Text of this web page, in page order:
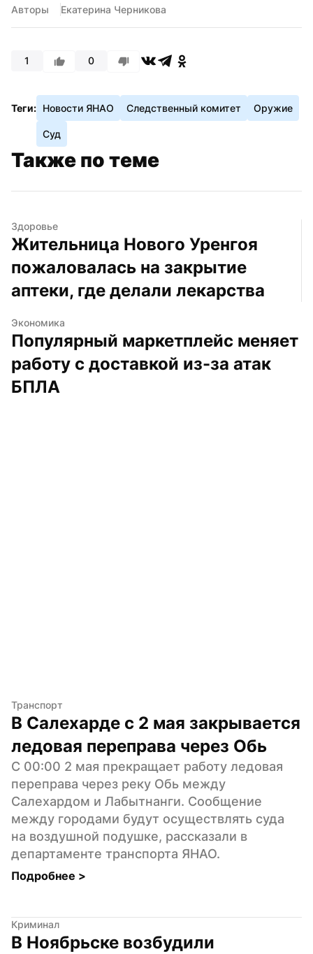
Авторы Екатерина Черникова
1 0
Теги: Новости ЯНАО Следственный комитет Оружие
Суд
Также по теме
Здоровье
Жительница Нового Уренгоя
пожаловалась на закрытие
аптеки, где делали лекарства
Экономика
Популярный маркетплейс меняет
работу с доставкой из-за атак
БПЛА
Транспорт
В Салехарде с 2 мая закрывается
ледовая переправа через Обь
С 00:00 2 мая прекращает работу ледовая
переправа через реку Обь между
Салехардом и Лабытнанги. Сообщение
между городами будут осуществлять суда
на воздушной подушке, рассказали в
департаменте транспорта ЯНАО.
Подробнее >
Криминал
В Ноябрьске возбудили